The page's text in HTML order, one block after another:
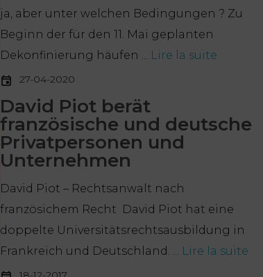
ja, aber unter welchen Bedingungen ? Zu
Beginn der für den 11. Mai geplanten
Dekonfinierung häufen ... Lire la suite
27-04-2020
David Piot berät
französische und deutsche
Privatpersonen und
Unternehmen
David Piot – Rechtsanwalt nach
französichem Recht David Piot hat eine
doppelte Universitätsrechtsausbildung in
Frankreich und Deutschland. ... Lire la suite